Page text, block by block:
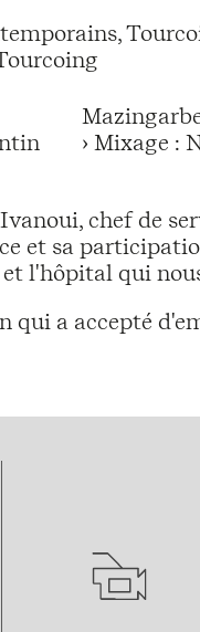
›
chef de
et sa
l'hôpital qui
a accepté